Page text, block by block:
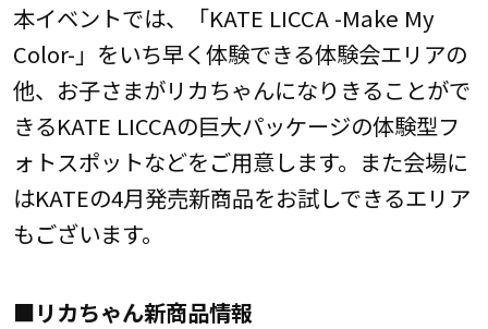
本イベントでは、「KATE LICCA -Make My
Color-」をいち早く体験できる体験会エリアの
他、お子さまがリカちゃんになりきることがで
きるKATE LICCAの巨大パッケージの体験型フ
ォトスポットなどをご用意します。また会場に
はKATEの4月発売新商品をお試しできるエリア
もございます。
■リカちゃん新商品情報